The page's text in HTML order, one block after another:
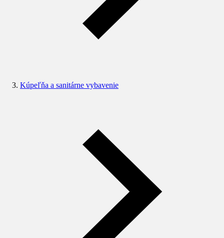
Kúpeľňa a sanitárne vybavenie